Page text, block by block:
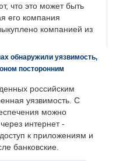
что это может быть
его компания
компанией из
обнаружили уязвимость,
посторонним
российским
уязвимость. С
можно
интернет -
к приложениям и
банковские.